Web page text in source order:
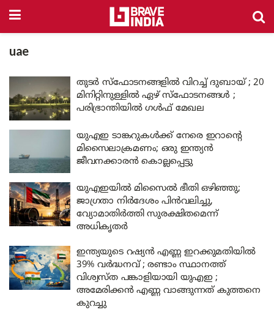
uae
തുടർ സ്ഫോടനങ്ങളിൽ വിറച്ച് ദുബായ് ; 20
മിനിറ്റിനുള്ളിൽ ഏഴ് സ്ഫോടനങ്ങൾ ;
പരിഭ്രാന്തിയിൽ ഗൾഫ് മേഖല
യുഎഇ ടാങ്കറുകൾക്ക് നേരെ ഇറാന്റെ
മിസൈലാക്രമണം; ഒരു ഇന്ത്യൻ
ജീവനക്കാരൻ കൊല്ലപ്പെട്ടു
യുഎഇയിൽ മിസൈൽ ഭീതി ഒഴിഞ്ഞു;
ജാഗ്രതാ നിർദേശം പിൻവലിച്ചു,
വ്യോമാതിർത്തി സുരക്ഷിതമെന്ന്
അധികൃതർ
ഇന്ത്യയുടെ റഷ്യൻ എണ്ണ ഇറക്കുമതിയിൽ
39% വർദ്ധനവ് ; രണ്ടാം സ്ഥാനത്ത്
വിശ്വസ്ത പങ്കാളിയായി യുഎഇ ;
അമേരിക്കൻ എണ്ണ വാങ്ങുന്നത് കുത്തനെ
കുറച്ചു